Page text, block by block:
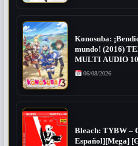
Konosuba:
mundo! (2016)
MULTI AUDIO
06/08/2026
Bleach: TYBW –
Español][Mega]